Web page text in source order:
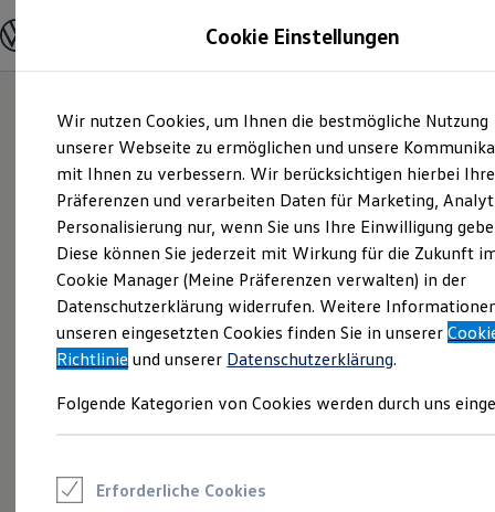
Hauptinhalt
springen
Footer
springen
Modelle und Konfigurator
Modelle vergleichen
Elektroautos
ENERGY Sondermodelle
Nutzfahrzeuge
SUV und CUV
Familienautos
Kombis
Kompaktwagen
Sportwagen
Schnell verfügbare Fahrzeuge
Angebote und Produkte
Aktuelle Angebote
E-Auto-Förderung
Volkswagen Marktplatz
Junge Gebrauchtwagen und Gebrauchtwagen
Saisonangebote
Cookie Einstellungen
Wir nutzen Cookies, um Ihnen die bestmögliche Nutzung
unserer Webseite zu ermöglichen und unsere
mit Ihnen zu verbessern. Wir berücksichtigen hierbei Ihre
Präferenzen und verarbeiten Daten für Marketing,
Personalisierung nur, wenn Sie uns Ihre Einwilligung
Diese können Sie jederzeit mit Wirkung für die Zukunft
Cookie Manager (Meine Präferenzen verwalten) in der
Datenschutzerklärung widerrufen. Weitere
unseren eingesetzten Cookies finden Sie in unserer
Richtlinie und unserer Datenschutzerklärung.
Folgende Kategorien von Cookies werden durch uns
Erforderliche Cookies